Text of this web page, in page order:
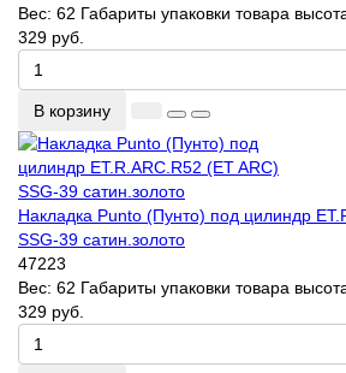
Вес: 62 Габариты упаковки товара
329 руб.
В корзину
Накладка Punto (Пунто) под цилиндр
SSG-39 сатин.золото
47223
Вес: 62 Габариты упаковки товара
329 руб.